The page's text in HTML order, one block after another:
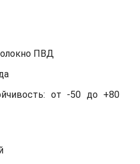
ПВД
от -50 до +80